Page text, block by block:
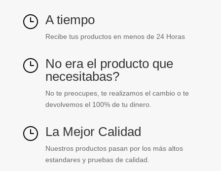
} A tiempo
Recibe tus productos en menos de 24 Horas
} No era el producto que
necesitabas?
No te preocupes, te realizamos el cambio o te
devolvemos el 100% de tu dinero.
} La Mejor Calidad
Nuestros productos pasan por los más altos
estandares y pruebas de calidad.